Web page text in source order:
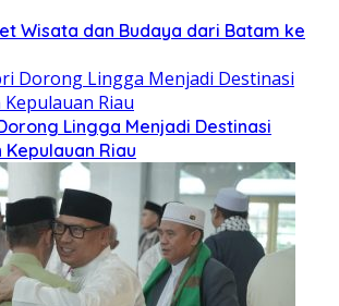
Wisata dan Budaya dari Batam ke
Lingga Menjadi Destinasi
Riau